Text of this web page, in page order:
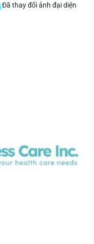
Đã thay đổi ảnh đại diện